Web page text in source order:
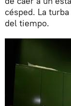
césped. La
del tiempo.